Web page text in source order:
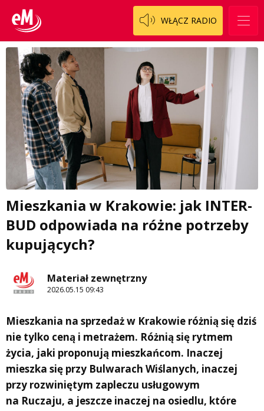
WŁĄCZ RADIO
Mieszkania w Krakowie: jak INTER-
BUD odpowiada na różne potrzeby
kupujących?
Materiał zewnętrzny
2026.05.15 09:43
Mieszkania na sprzedaż w Krakowie różnią się dziś
nie tylko ceną i metrażem. Różnią się rytmem
życia, jaki proponują mieszkańcom. Inaczej
mieszka się przy Bulwarach Wiślanych, inaczej
przy rozwiniętym zapleczu usługowym
na Ruczaju, a jeszcze inaczej na osiedlu, które